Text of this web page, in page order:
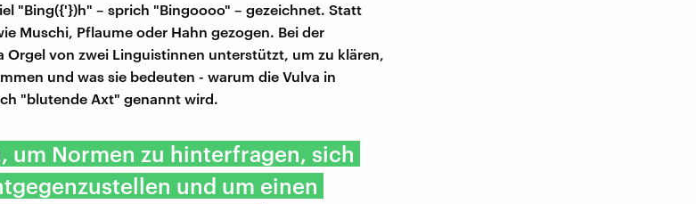
"Bing({'})h" – sprich "Bingoooo" – gezeichnet. Statt
Muschi, Pflaume oder Hahn gezogen. Bei der
Orgel von zwei Linguistinnen unterstützt, um zu klären,
und was sie bedeuten - warum die Vulva in
"blutende Axt" genannt wird.
um Normen zu hinterfragen, sich
und um einen